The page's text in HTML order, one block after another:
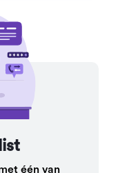
één van